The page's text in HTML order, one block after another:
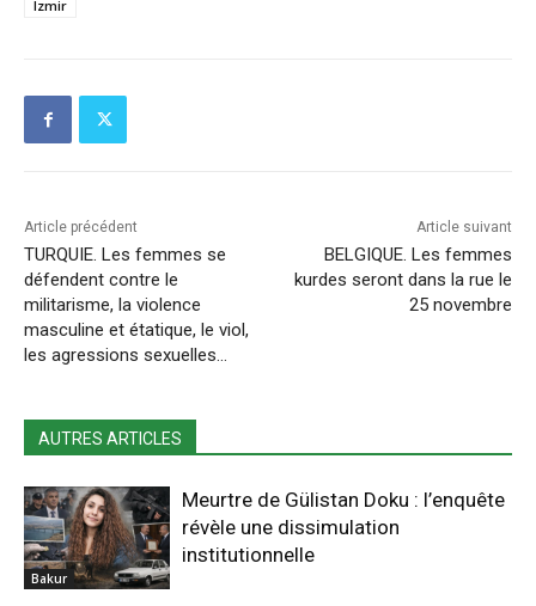
Izmir
Article précédent
TURQUIE. Les femmes se
défendent contre le
militarisme, la violence
masculine et étatique, le viol,
les agressions sexuelles…
Article suivant
BELGIQUE. Les femmes
kurdes seront dans la rue le
25 novembre
AUTRES ARTICLES
Bakur
Meurtre de Gülistan Doku : l’enquête
révèle une dissimulation
institutionnelle